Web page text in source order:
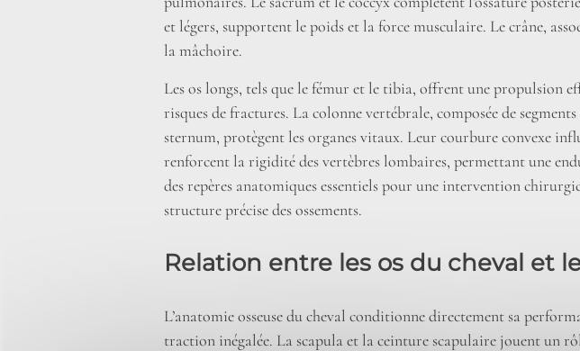
et légers, supportent le poids et la force musculaire. Le crâne,
la mâchoire.
Les os longs, tels que le fémur et le tibia, offrent une propulsion
risques de fractures. La colonne vertébrale, composée de
sternum, protègent les organes vitaux. Leur courbure convexe
renforcent la rigidité des vertèbres lombaires, permettant une
des repères anatomiques essentiels pour une intervention
structure précise des ossements.
Relation entre les os du cheval et
L’anatomie osseuse du cheval conditionne directement sa
traction inégalée. La scapula et la ceinture scapulaire jouent un